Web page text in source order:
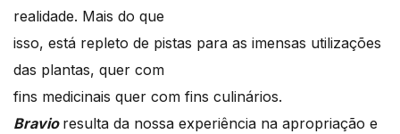
realidade. Mais do que
isso, está repleto de pistas para as imensas utilizações
das plantas, quer com
fins medicinais quer com fins culinários.
Bravio resulta da nossa experiência na apropriação e